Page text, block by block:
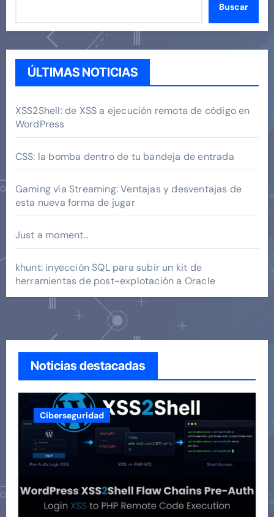
Buscar
ÚLTIMAS NOTICIAS
XSS2Shell: de XSS a ejecución remota de código en
WordPress
CSS: la bomba dentro de tu bandeja de entrada
Gaming vía Streaming: Ventajas y desventajas de
esta nueva forma de jugar
Just a moment…
khunt: inyección SQL para subir un kit de
herramientas de post-explotación a Oracle
Noticias destacadas
Ciberseguridad